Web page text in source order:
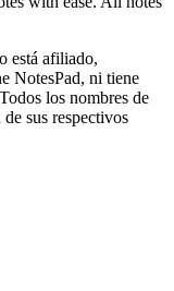
está afiliado,
NotesPad, ni tiene
los nombres de
sus respectivos